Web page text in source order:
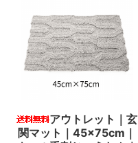
アウトレット｜玄
関マット｜45×75cm｜